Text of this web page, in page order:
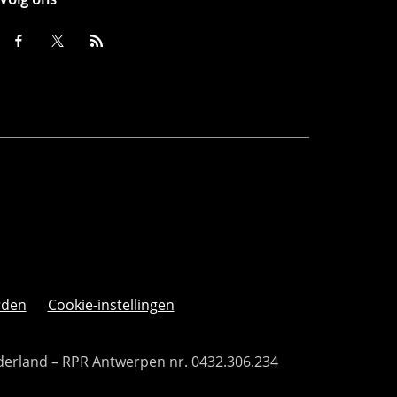
Cookie-instellingen
– RPR Antwerpen nr. 0432.306.234